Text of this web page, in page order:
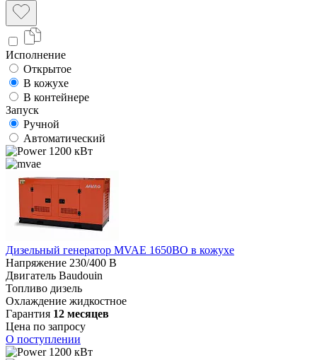
Исполнение
Открытое
В кожухе
В контейнере
Запуск
Ручной
Автоматический
1200 кВт
Дизельный генератор MVAE 1650BO в кожухе
Напряжение 230/400 В
Двигатель Baudouin
Топливо дизель
Охлаждение жидкостное
Гарантия 12 месяцев
Цена по запросу
О поступлении
1200 кВт